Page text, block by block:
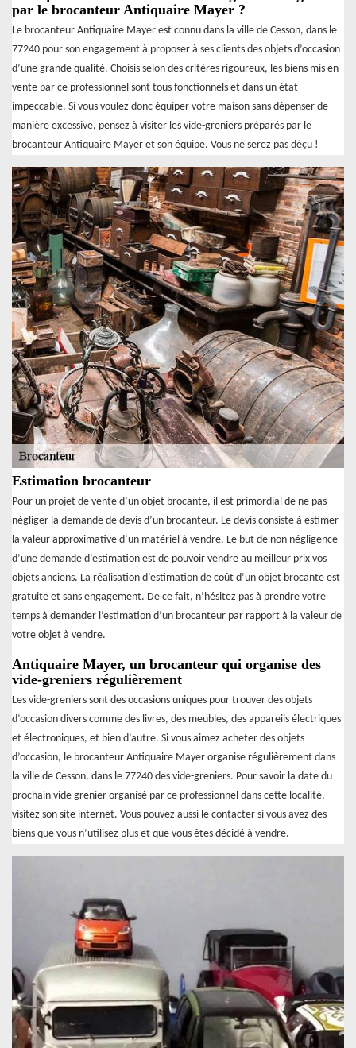
par le brocanteur Antiquaire Mayer ?
Le brocanteur Antiquaire Mayer est connu dans la ville de Cesson, dans le
77240 pour son engagement à proposer à ses clients des objets d’occasion
d’une grande qualité. Choisis selon des critères rigoureux, les biens mis en
vente par ce professionnel sont tous fonctionnels et dans un état
impeccable. Si vous voulez donc équiper votre maison sans dépenser de
manière excessive, pensez à visiter les vide-greniers préparés par le
brocanteur Antiquaire Mayer et son équipe. Vous ne serez pas déçu !
Estimation brocanteur
Pour un projet de vente d’un objet brocante, il est primordial de ne pas
négliger la demande de devis d’un brocanteur. Le devis consiste à estimer
la valeur approximative d’un matériel à vendre. Le but de non négligence
d’une demande d’estimation est de pouvoir vendre au meilleur prix vos
objets anciens. La réalisation d’estimation de coût d’un objet brocante est
gratuite et sans engagement. De ce fait, n’hésitez pas à prendre votre
temps à demander l’estimation d’un brocanteur par rapport à la valeur de
votre objet à vendre.
Antiquaire Mayer, un brocanteur qui organise des
vide-greniers régulièrement
Les vide-greniers sont des occasions uniques pour trouver des objets
d’occasion divers comme des livres, des meubles, des appareils électriques
et électroniques, et bien d’autre. Si vous aimez acheter des objets
d’occasion, le brocanteur Antiquaire Mayer organise régulièrement dans
la ville de Cesson, dans le 77240 des vide-greniers. Pour savoir la date du
prochain vide grenier organisé par ce professionnel dans cette localité,
visitez son site internet. Vous pouvez aussi le contacter si vous avez des
biens que vous n’utilisez plus et que vous êtes décidé à vendre.